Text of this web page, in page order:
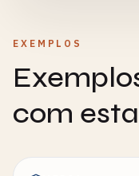
EXEMPLOS
com